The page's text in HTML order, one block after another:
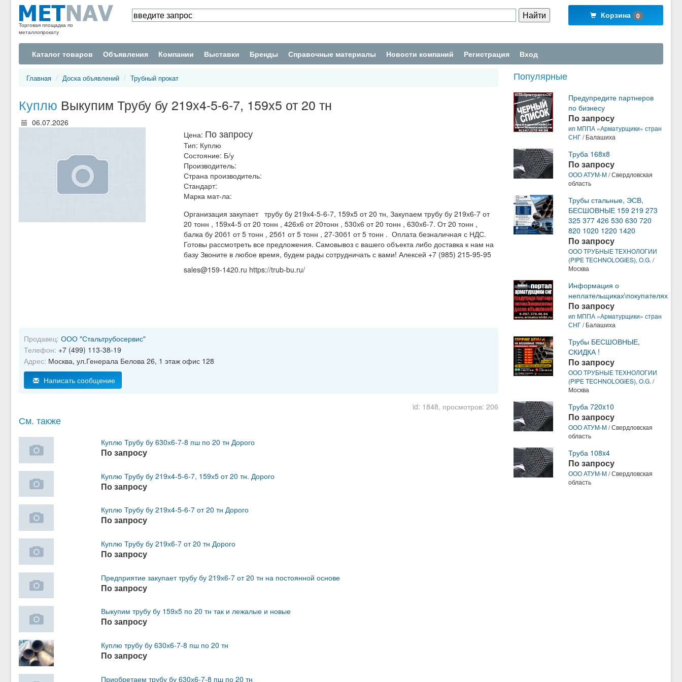
Торговая площадка по
металлопрокату
Корзина 0
Каталог товаров Объявления Компании Выставки Бренды Справочные материалы Новости компаний Регистрация Вход
Главная Доска объявлений Трубный прокат
Куплю Выкупим Трубу бу 219х4-5-6-7, 159х5 от 20 тн
06.07.2026
Цена: По запросу
Тип: Куплю
Состояние: Б/у
Производитель:
Страна производитель:
Стандарт:
Марка мат-ла:
Организация закупает трубу бу 219х4-5-6-7, 159х5 от 20 тн, Закупаем трубу бу 219х6-7 от
20 тонн , 159х4-5 от 20 тонн , 426х6 от 20тонн , 530х6 от 20 тонн , 630х6-7. От 20 тонн ,
балка бу 20б1 от 5 тонн , 25б1 от 5 тонн , 27-30б1 от 5 тонн . Оплата безналичная с НДС.
Готовы рассмотреть все предложения. Самовывоз с вашего объекта либо доставка к нам на
базу Звоните в любое время, будем рады сотрудничать с вами! Алексей +7 (985) 215-95-95
sales@159-1420.ru https://trub-bu.ru/
Продавец: ООО "Стальтрубосервис"
Телефон: +7 (499) 113-38-19
Адрес: Москва, ул.Генерала Белова 26, 1 этаж офис 128
Написать сообщение
id: 1848, просмотров: 206
См. также
Куплю Трубу бу 630х6-7-8 пш по 20 тн Дорого
По запросу
Куплю Трубу бу 219х4-5-6-7, 159х5 от 20 тн. Дорого
По запросу
Куплю Трубу бу 219х4-5-6-7 от 20 тн Дорого
По запросу
Куплю Трубу бу 219х6-7 от 20 тн Дорого
По запросу
Предприятие закупает трубу бу 219х6-7 от 20 тн на постоянной основе
По запросу
Выкупим трубу бу 159х5 по 20 тн так и лежалые и новые
По запросу
Куплю трубу бу 630х6-7-8 пш по 20 тн
По запросу
Приобретаем трубу бу 630х6-7-8 пш по 20 тн
Популярные
Предупредите партнеров
по бизнесу
По запросу
ип МППА «Арматурщики» стран
СНГ/ Балашиха
Труба 168x8
По запросу
ООО АТУМ-М / Свердловская
область
Трубы стальные, ЭСВ,
БЕСШОВНЫЕ 159 219 273
325 377 426 530 630 720
820 1020 1220 1420
По запросу
ООО ТРУБНЫЕ ТЕХНОЛОГИИ
(PIPE TECHNOLOGIES), O.G. /
Москва
Информация о
неплательщиках\покупателях
По запросу
ип МППА «Арматурщики» стран
СНГ/ Балашиха
Трубы БЕСШОВНЫЕ,
СКИДКА !
По запросу
ООО ТРУБНЫЕ ТЕХНОЛОГИИ
(PIPE TECHNOLOGIES), O.G. /
Москва
Труба 720x10
По запросу
ООО АТУМ-М / Свердловская
область
Труба 108x4
По запросу
ООО АТУМ-М / Свердловская
область